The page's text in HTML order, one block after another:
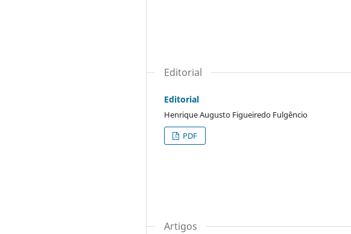
Editorial
Editorial
Henrique Augusto Figueiredo Fulgêncio
PDF
Artigos